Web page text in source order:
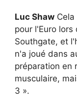
Luc Shaw
pour l'Euro
Southgate, et
n'a joué dans
préparation en
musculaire,
3 ».